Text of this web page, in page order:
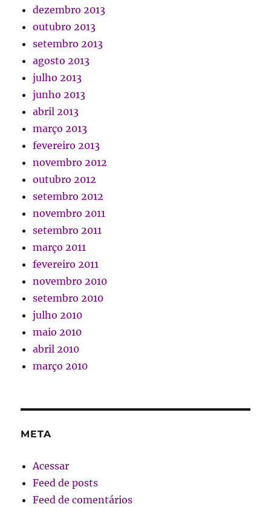
dezembro 2013
outubro 2013
setembro 2013
agosto 2013
julho 2013
junho 2013
abril 2013
março 2013
fevereiro 2013
novembro 2012
outubro 2012
setembro 2012
novembro 2011
setembro 2011
março 2011
fevereiro 2011
novembro 2010
setembro 2010
julho 2010
maio 2010
abril 2010
março 2010
META
Acessar
Feed de posts
Feed de comentários